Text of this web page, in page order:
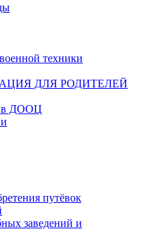
техники
ДЛЯ РОДИТЕЛЕЙ
в ДООЦ
путёвок
заведений и